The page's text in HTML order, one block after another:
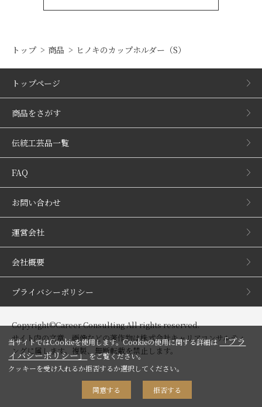
トップ 商品 ヒノキのカップホルダー（S）
トップページ
商品をさがす
伝統工芸品一覧
FAQ
お問い合わせ
運営会社
会社概要
プライバシーポリシー
Copyright©Career Consulting All rights reserved.
サイト内の文章、画像などの著作物は株式会社キャリアコンサルティ
ングに属します。複製、無断転載を禁止します。
当サイトではCookieを使用します。Cookieの使用に関する詳細は「プラ
イバシーポリシー」をご覧ください。
クッキーを受け入れるか拒否するか選択してください。
同意する 拒否する